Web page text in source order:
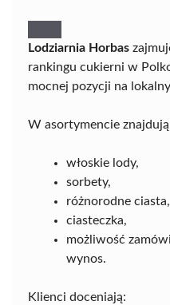
Lodziarnia Horbas
rankingu cukierni w
mocnej pozycji na
W asortymencie znajdują
włoskie lody,
sorbety,
różnorodne ciasta,
ciasteczka,
możliwość
wynos.
Klienci doceniają: